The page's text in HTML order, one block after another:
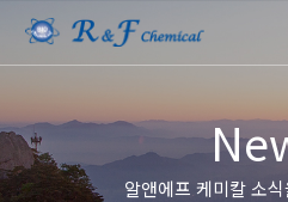
알앤에프 케미칼 소